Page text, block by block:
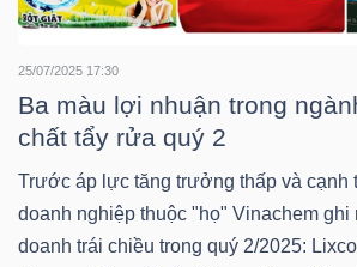
25/07/2025 17:30
Ba màu lợi nhuận trong
chất tẩy rửa quý 2
Trước áp lực tăng trưởng thấp và cạnh
doanh nghiệp thuộc "họ" Vinachem ghi
doanh trái chiều trong quý 2/2025:
NGHỆ